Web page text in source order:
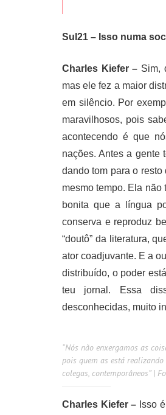
Sul21 – Isso numa
Charles Kiefer – Sim,
mas ele fez a maior
em silêncio. Por
maravilhosos, pois
acontecendo é que
nações. Antes a gente
dando tom para o resto
mesmo tempo. Ela não
bonita que a língua
conserva e reproduz
“doutô” da literatura,
ator coadjuvante. E a
distribuído, o poder
teu jornal. Essa
desconhecidas, muito
“Nós não enxergamos as
pois quem as está
colegas, contemporâneos” |
Charles Kiefer – Isso